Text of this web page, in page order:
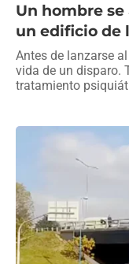
Un hombre
un edificio de
Antes de lanzarse
vida de un disparo.
tratamiento